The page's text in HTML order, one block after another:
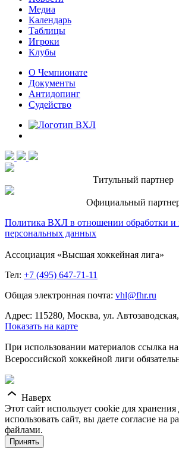
Медиа
Календарь
Таблицы
Игроки
Клубы
О Чемпионате
Документы
Антидопинг
Судейство
Титульный партнер
Официальный
Политика ВХЛ в отношении обработки и
персональных данных
Ассоциация «Высшая хоккейная лига»
Тел: +7 (495) 647-71-11
Общая электронная почта: vhl@fhr.ru
Адрес: 115280, Москва, ул.
Показать на карте
При использовании материалов ссылка
Всероссийской хоккейной лиги
Наверх
Этот сайт использует cookie для
использовать сайт, вы даете согласие на
файлами.
Принять